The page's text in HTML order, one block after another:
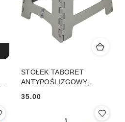
STOŁEK TABORET
ANTYPOŚLIZGOWY
Cena:
35.00